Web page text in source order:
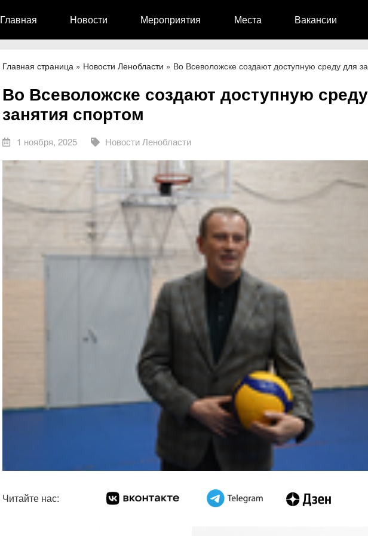
Главная Новости Мероприятия Места Вакансии
Главная страница» Новости Ленобласти » Во Всеволожске создают доступную среду для
Во Всеволожске создают доступную
занятия спортом
1 ноября, 2025 Новости Ленобласти
Читайте нас: